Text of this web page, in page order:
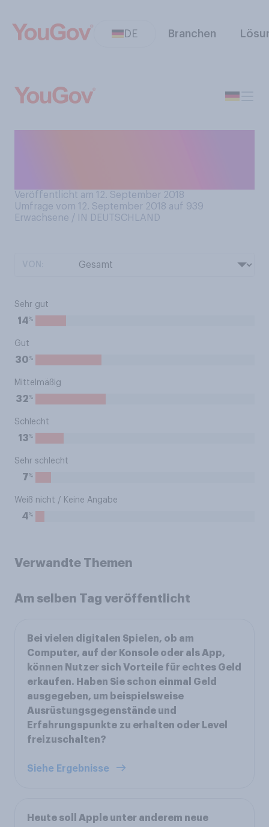
DE Branchen
Veröffentlicht am 12. September 2018
Umfrage vom 12. September 2018 auf 939
Erwachsene / IN DEUTSCHLAND
Sehr gut
14%
Gut
30%
Mittelmäßig
32%
Schlecht
13%
Sehr schlecht
7%
Weiß nicht / Keine Angabe
4%
Verwandte Themen
Am selben Tag veröffentlicht
Bei vielen digitalen Spielen, ob am
Computer, auf der Konsole oder als App,
können Nutzer sich Vorteile für echtes Geld
erkaufen. Haben Sie schon einmal Geld
ausgegeben, um beispielsweise
Ausrüstungsgegenstände und
Erfahrungspunkte zu erhalten oder Level
freizuschalten?
Siehe Ergebnisse
Heute soll Apple unter anderem neue